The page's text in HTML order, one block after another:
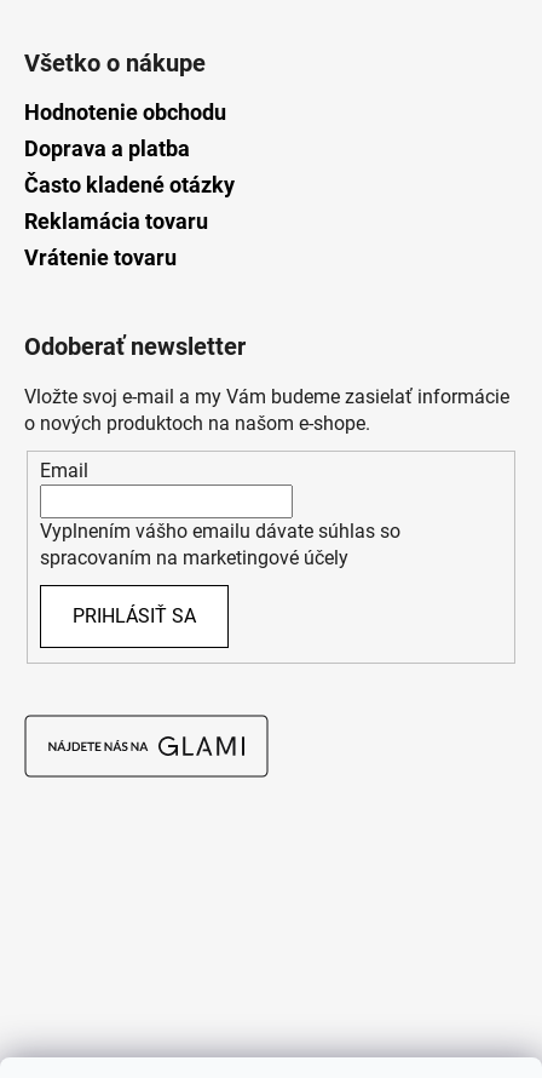
Všetko o nákupe
Hodnotenie obchodu
Doprava a platba
Často kladené otázky
Reklamácia tovaru
Vrátenie tovaru
Odoberať newsletter
Vložte svoj e-mail a my Vám budeme zasielať informácie
o nových produktoch na našom e-shope.
Email
Vyplnením vášho emailu dávate súhlas so
spracovaním na marketingové účely
PRIHLÁSIŤ SA